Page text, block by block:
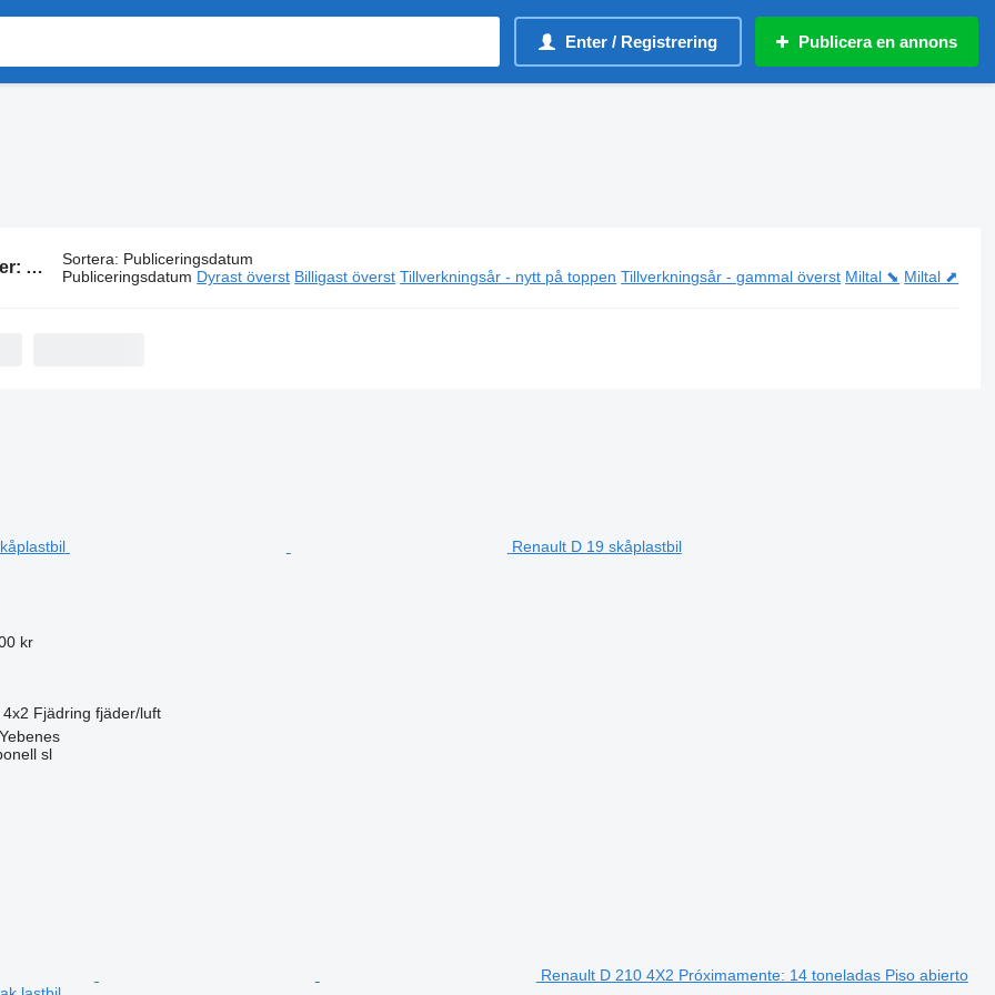
Enter / Registrering Publicera en annons
386 annonser:
Renault D-series lastbilar
Sortera: Publiceringsdatum
Publiceringsdatum Dyrast överst Billigast överst Tillverkningsår - nytt på toppen Tillverkningsår - gammal överst Miltal ⬊ Miltal ⬈
Renault D 19 skåplastbil
kr
4x2 Fjädring fjäder/luft
sl
Renault D 210 4X2 Próximamente: 14 toneladas Piso abierto